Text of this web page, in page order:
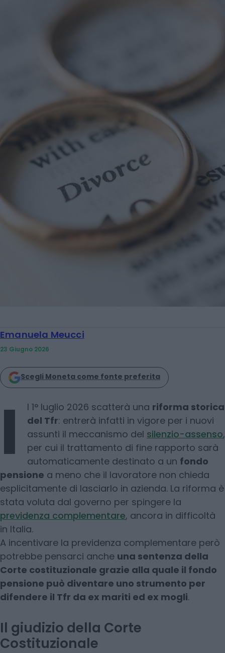
Emanuela Meucci
23 Giugno 2026
Scegli Moneta come fonte preferita
I l 1° luglio 2026 scatterà una riforma storica
del Tfr: entrerà infatti in vigore per i nuovi
assunti il meccanismo del silenzio-assenso,
per cui il trattamento di fine rapporto sarà
automaticamente destinato a un fondo
pensione a meno che il lavoratore non chieda
esplicitamente di lasciarlo in azienda. La riforma è
stata voluta dal governo per spingere la
previdenza complementare, ancora in difficoltà
in Italia.
A incentivare la previdenza complementare però
potrebbe pensarci anche una sentenza della
Corte costituzionale grazie alla quale il fondo
pensione può diventare uno strumento per
difendere il Tfr da ex mariti ed ex mogli.
Il giudizio della Corte
Costituzionale